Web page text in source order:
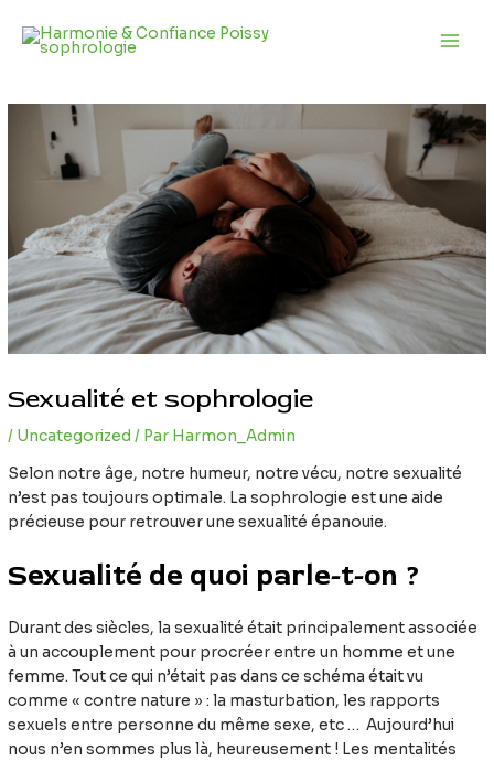
contenu
Sexualité et sophrologie
/ Uncategorized / Par Harmon_Admin
Selon notre âge, notre humeur, notre vécu, notre sexualité
n’est pas toujours optimale. La sophrologie est une aide
précieuse pour retrouver une sexualité épanouie.
Sexualité de quoi parle-t-on ?
Durant des siècles, la sexualité était principalement associée
à un accouplement pour procréer entre un homme et une
femme. Tout ce qui n’était pas dans ce schéma était vu
comme « contre nature » : la masturbation, les rapports
sexuels entre personne du même sexe, etc … Aujourd’hui
nous n’en sommes plus là, heureusement ! Les mentalités
des
articles